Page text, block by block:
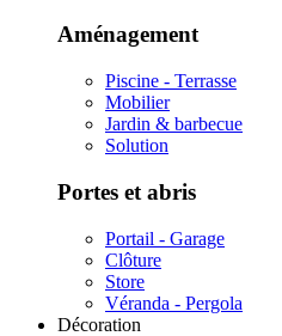
Aménagement
Piscine - Terrasse
Mobilier
Jardin & barbecue
Solution
Portes et abris
Portail - Garage
Clôture
Store
Véranda - Pergola
Décoration